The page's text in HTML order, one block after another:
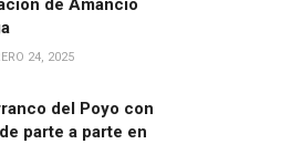
de Amancio
24, 2025
del Poyo con
parte a parte en